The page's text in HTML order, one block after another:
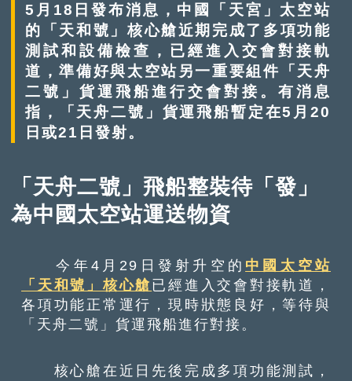
5月18日發布消息，中國「天宮」太空站
的「天和號」核心艙近期完成了多項功能
測試和設備檢查，已經進入交會對接軌
道，準備好與太空站另一重要組件「天舟
二號」貨運飛船進行交會對接。有消息
指，「天舟二號」貨運飛船暫定在5月20
日或21日發射。
「天舟二號」飛船整裝待「發」
為中國太空站運送物資
今年4月29日發射升空的 中國太空站
「天和號」核心艙已經進入交會對接軌道，
各項功能正常運行，現時狀態良好，等待與
「天舟二號」貨運飛船進行對接。
核心艙在近日先後完成多項功能測試，